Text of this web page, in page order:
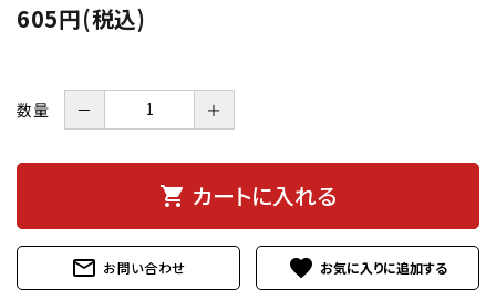
605円(税込)
数量 － ＋
shopping_cart カートに入れる
mail_outline お問い合わせ favorite